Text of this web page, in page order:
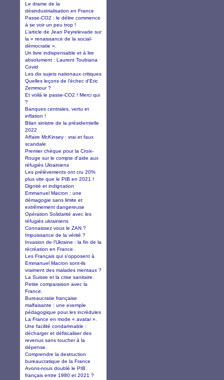
Le drame de la
désindustrialisation en France
Passe-CO2 : le délire commence
à se voir un peu trop !
L’article de Jean Peyrelevade sur
la « renaissance de la social-
démocratie ».
Un livre indispensable et à lire
absolument : Laurent Toubiana
Covid
Les dix sujets nationaux critiques
Quelles leçons de l'échec d'Eric
Zemmour ?
Et voilà le passe-CO2 ! Merci qui
?
Banques centrales, vertu et
inflation !
Bilan sinistre de la présidentielle
2022
Affaire McKinsey : vrai et faux
scandale
Premier chèque pour la Croix-
Rouge sur le compte d'aide aux
réfugiés Ukrainiens
Les prélèvements ont cru 20%
plus vite que le PIB en 2021 !
Dignité et indignation
Emmanuel Macron : une
démagogie sans limite et
extrêmement dangereuse
Opération Solidarité avec les
réfugiés ukrainiens
Connaissez vous le ZAN ?
Impuissance de la vérité ?
Invasion de l’Ukraine : la fin de la
récréation en France.
Les Français qui s'opposent à
Emmanuel Macron sont-ils
vraiment des malades mentaux ?
La Suisse et la crise sanitaire.
Petite comparaison avec la
France.
Bureaucratie française
malfaisante : une exemple
pédagogique pour les incrédules
La France en mode « avatar ».
Une facilité condamnable :
décharger et défiscaliser des
revenus sans toucher à la
dépense.
Comprendre la destruction
bureaucratique de la France
Avons-nous doublé le PIB
français entre 1980 et 2021 ?